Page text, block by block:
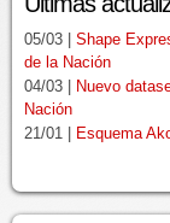
05/03 | Shape
de la Nación
04/03 |
Nuevo
Nación
21/01 |
Esquema